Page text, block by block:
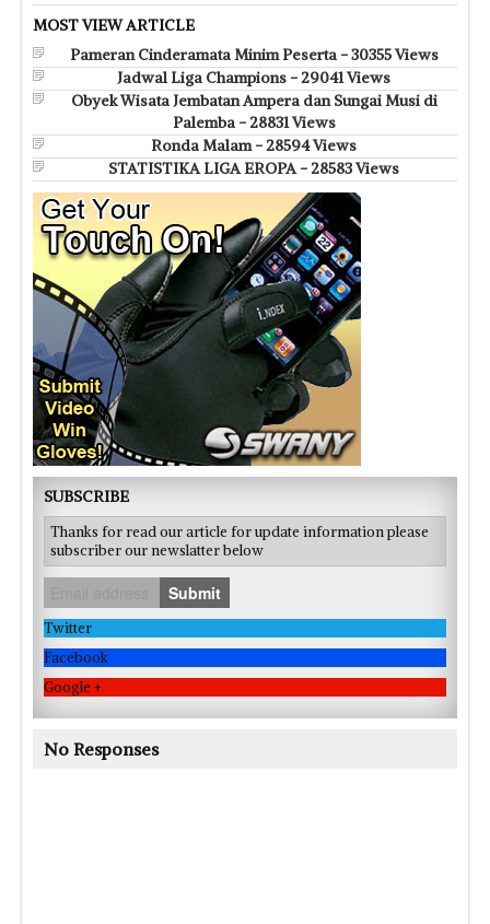
MOST VIEW ARTICLE
Pameran Cinderamata Minim Peserta - 30355 Views
Jadwal Liga Champions - 29041 Views
Obyek Wisata Jembatan Ampera dan Sungai Musi di
Palemba - 28831 Views
Ronda Malam - 28594 Views
STATISTIKA LIGA EROPA - 28583 Views
SUBSCRIBE
Thanks for read our article for update information please
subscriber our newslatter below
Submit
Twitter
Facebook
Google +
No Responses